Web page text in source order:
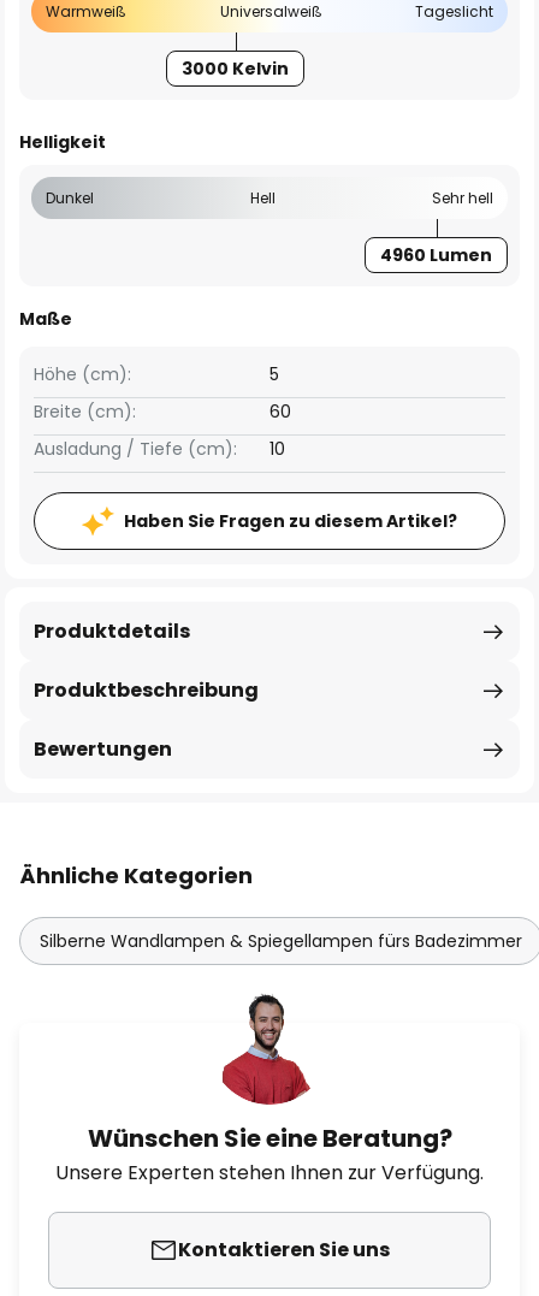
Warmweiß Universalweiß Tageslicht
3000 Kelvin
Helligkeit
Dunkel Hell Sehr hell
4960 Lumen
Maße
Breite (cm): 60
Höhe (cm): 5
Ausladung / Tiefe (cm): 10
Haben Sie Fragen zu diesem Artikel?
Produktbeschreibung
Produktdetails
Bewertungen
Ähnliche Kategorien
Silberne Wandlampen & Spiegellampen fürs Badezimmer
Wünschen Sie eine Beratung?
Unsere Experten stehen Ihnen zur Verfügung.
Kontaktieren Sie uns